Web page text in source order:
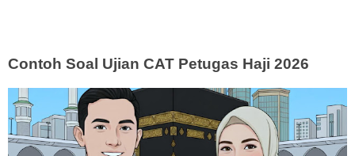
Contoh Soal Ujian CAT Petugas Haji 2026